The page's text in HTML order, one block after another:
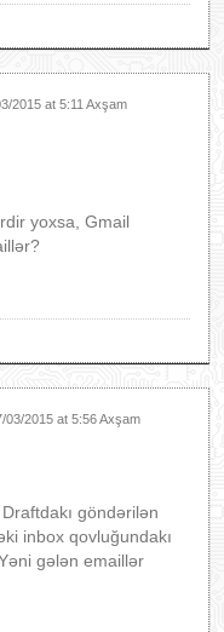
2015 at 5:11 Axşam
yoxsa, Gmail
03/2015 at 5:56 Axşam
göndərilən
inbox qovluğundakı
gələn emaillər